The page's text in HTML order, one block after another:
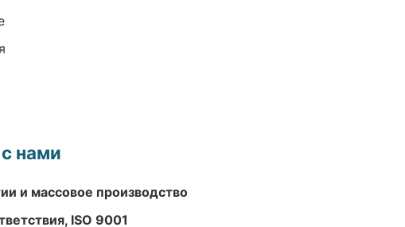
нами
и массовое производство
ISO 9001